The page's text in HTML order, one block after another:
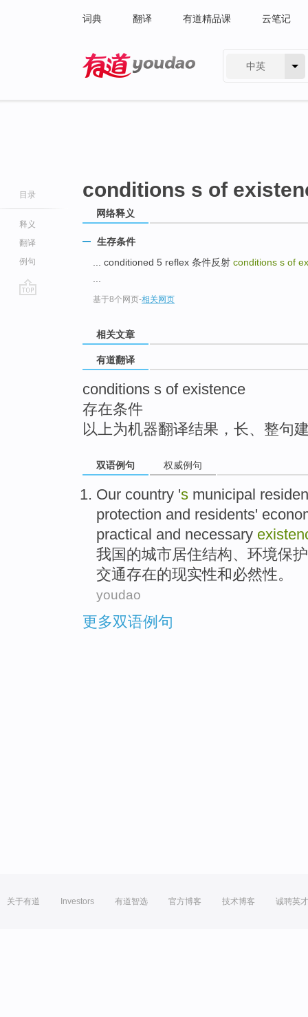
词典 翻译 有道精品课 云笔记
中英
目录
释义
翻译
例句
conditions s of
网络释义
生存条件
... conditioned 5 reflex 条件反射 conditions s of
基于8个网页-相关网页
相关文章
有道翻译
conditions s of existence
存在条件
以上为机器翻译结果，长、整句
双语例句 权威例句
Our country 's municipal
protection and residents'
practical and necessary
我国的城市居住结构、 环境保护
交通存在的现实性和必然性。
youdao
更多双语例句
关于有道 Investors 有道智选 官方博客 技术博客 诚聘英才